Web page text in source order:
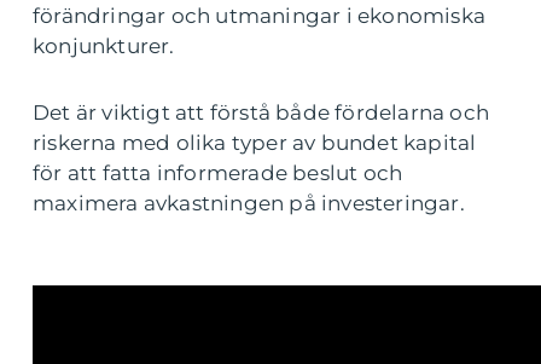
förändringar och utmaningar i ekonomiska
konjunkturer.
Det är viktigt att förstå både fördelarna och
riskerna med olika typer av bundet kapital
för att fatta informerade beslut och
maximera avkastningen på investeringar.